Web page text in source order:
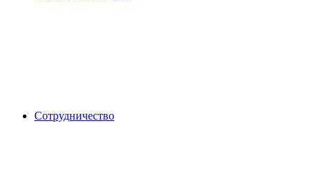
Сотрудничество